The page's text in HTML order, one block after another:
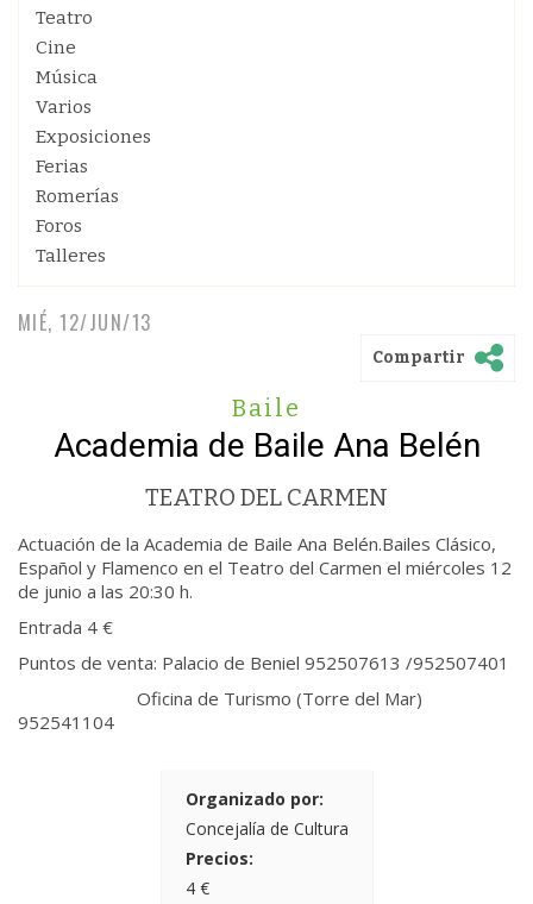
Teatro
Cine
Música
Varios
Exposiciones
Ferias
Romerías
Foros
Talleres
MIÉ, 12/JUN/13
Compartir
Baile
Academia de Baile Ana Belén
TEATRO DEL CARMEN
Actuación de la Academia de Baile Ana Belén.Bailes Clásico,
Español y Flamenco en el Teatro del Carmen el miércoles 12
de junio a las 20:30 h.
Entrada 4 €
Puntos de venta: Palacio de Beniel 952507613 /952507401
Oficina de Turismo (Torre del Mar)
952541104
Organizado por:
Concejalía de Cultura
Precios:
4 €